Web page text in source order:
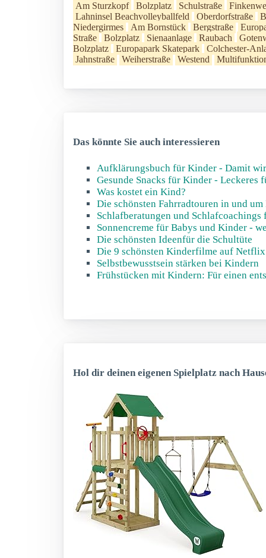
Am Sturzkopf Bolzplatz Schulstraße
Lahninsel Beachvolleyballfeld
Oberdorfstraße
Niedergirmes
Am Bornstück Bergstraße
Straße
Bolzplatz Sienaanlage Raubach
Bolzplatz
Europapark Skatepark
Colchester-
Jahnstraße
Weiherstraße Westend
Das könnte Sie auch interessieren
Aufklärungsbuch für Kinder - Damit
Gesunde Snacks für Kinder - Leckeres
Was kostet ein Kind?
Die schönsten Fahrradtouren in und
Schlafberatungen und Schlafcoachings
Sonnencreme für Babys und Kinder -
Die schönsten Ideenfür die Schultüte
Die 9 schönsten Kinderfilme auf Netflix
Selbstbewusstsein stärken bei Kindern
Frühstücken mit Kindern: Für einen
Hol dir deinen eigenen Spielplatz nach